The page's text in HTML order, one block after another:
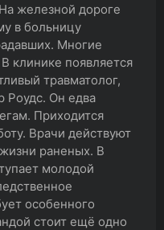
железной дороге
в больницу
Многие
клинике появляется
травматолог,
Роудс. Он едва
Приходится
Врачи действуют
раненых. В
молодой
особенного
стоит ещё одно